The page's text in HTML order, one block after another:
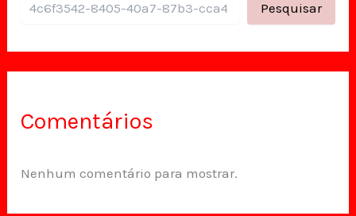
Pesquisar
Comentários
Nenhum comentário para mostrar.